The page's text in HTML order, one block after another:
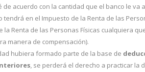
acuerdo con la cantidad que el banco le va
en el Impuesto de la Renta de las
Renta de las Personas Físicas cualquiera
manera de compensación).
hubiera formado parte de la base de
, se perderá el derecho a practicar la